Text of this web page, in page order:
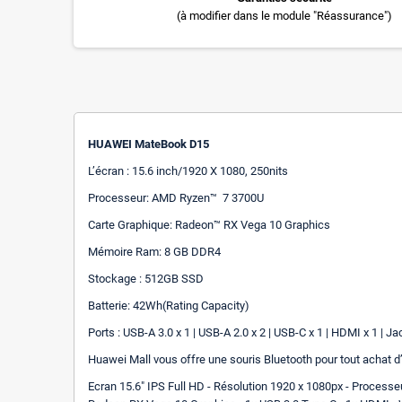
(à modifier dans le module "Réassurance")
HUAWEI MateBook D15
L’écran : 15.6 inch/1920 X 1080, 250nits
Processeur: AMD Ryzen™ 7 3700U
Carte Graphique: Radeon™ RX Vega 10 Graphics
Mémoire Ram: 8 GB DDR4
Stockage : 512GB SSD
Batterie: 42Wh(Rating Capacity)
Ports : USB-A 3.0 x 1 | USB-A 2.0 x 2 | USB-C x 1 | HDMI x 1 |
Huawei Mall vous offre une souris Bluetooth pour tout achat
Ecran 15.6" IPS Full HD - Résolution 1920 x 1080px -